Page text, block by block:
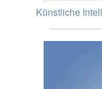
Künstliche